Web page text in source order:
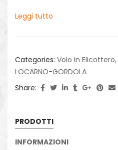
Leggi tutto
Categories: Volo In Elicottero,
LOCARNO-GORDOLA
Share:
PRODOTTI
INFORMAZIONI